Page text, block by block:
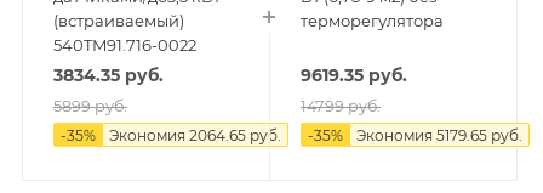
(встраиваемый)
540TM91.716-0022
3834.35руб.
5899руб.
-35% Экономия 2064.65руб.
терморегулятора
9619.35 руб.
14799руб.
-35% Экономия 5179.65 руб.